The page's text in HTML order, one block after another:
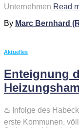
Unternehmen Read
By Marc Bernhard
Aktuelles
Enteignung
♨️ Infolge des
erste Kommunen,